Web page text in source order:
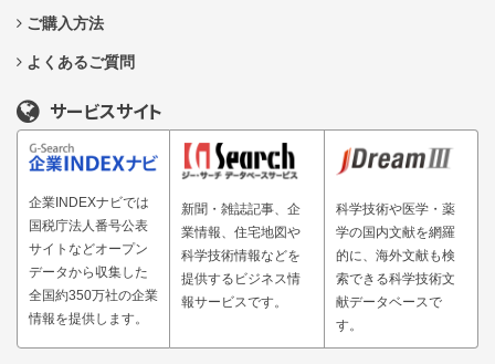
ご購入方法
よくあるご質問
サービスサイト
企業INDEXナビでは
国税庁法人番号公表
サイトなどオープン
データから収集した
全国約350万社の企業
情報を提供します。
新聞・雑誌記事、企
業情報、住宅地図や
科学技術情報などを
提供するビジネス情
報サービスです。
科学技術や医学・薬
学の国内文献を網羅
的に、海外文献も検
索できる科学技術文
献データベースで
す。